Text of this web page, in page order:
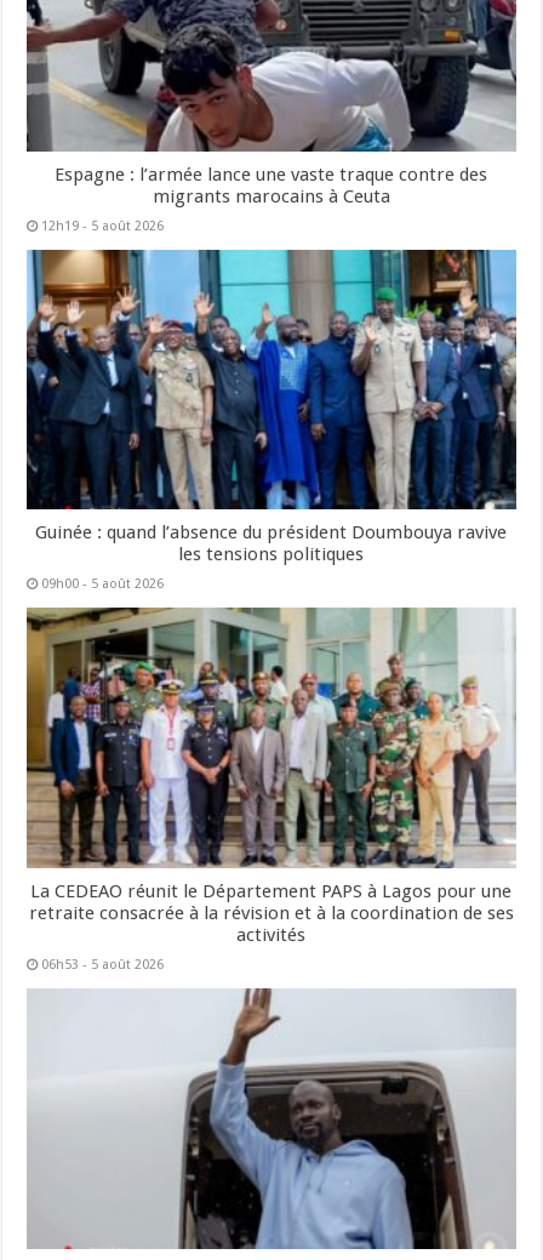
Espagne : l’armée lance une vaste traque contre des
migrants marocains à Ceuta
12h19 - 5 août 2026
Guinée : quand l’absence du président Doumbouya ravive
les tensions politiques
09h00 - 5 août 2026
La CEDEAO réunit le Département PAPS à Lagos pour une
retraite consacrée à la révision et à la coordination de ses
activités
06h53 - 5 août 2026